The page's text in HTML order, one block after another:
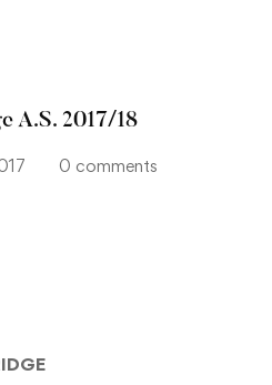
A.S. 2017/18
0 comments